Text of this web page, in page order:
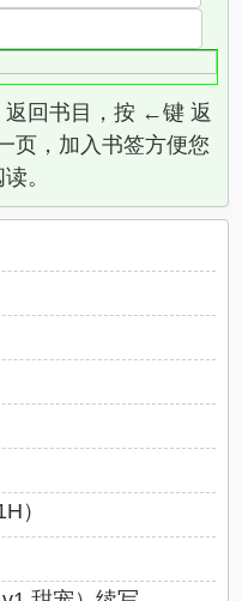
返回书目，按 ←键 返
页，加入书签方便您
。
）